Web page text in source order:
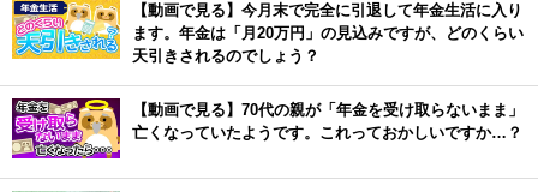
【動画で見る】今月末で完全に引退して年金生活に入り
ます。年金は「月20万円」の見込みですが、どのくらい
天引きされるのでしょう？
【動画で見る】70代の親が「年金を受け取らないまま」
亡くなっていたようです。これっておかしいですか…？